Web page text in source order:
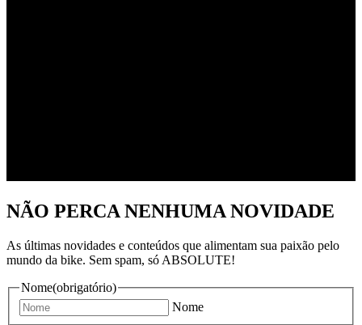
NÃO PERCA NENHUMA NOVIDADE
As últimas novidades e conteúdos que alimentam sua paixão pelo
mundo da bike. Sem spam, só ABSOLUTE!
Nome(obrigatório)
Nome